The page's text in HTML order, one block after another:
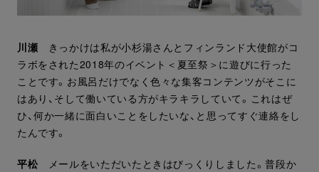
川瀬 きっかけは私が小杉湯さんとフィンランド大使館がコ
ラボをされた2018年のイベント＜夏至祭＞に遊びに行った
ことです。お風呂だけでなく色々な集客コンテンツがそこに
はあり、そして働いている方がキラキラしていて。これはぜ
ひ、何か一緒に面白いことをしたいな、と思ってすぐ連絡をし
たんです。
平松 メールをいただいたときはびっくりしました。普段か